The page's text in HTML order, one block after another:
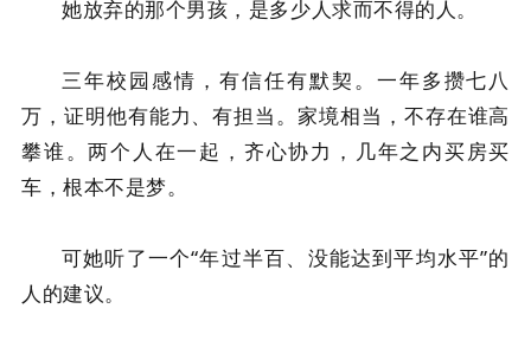
她放弃的那个男孩，是多少人求而不得的人。
三年校园感情，有信任有默契。一年多攒七八
万，证明他有能力、有担当。家境相当，不存在谁高
攀谁。两个人在一起，齐心协力，几年之内买房买
车，根本不是梦。
可她听了一个“年过半百、没能达到平均水平”的
人的建议。